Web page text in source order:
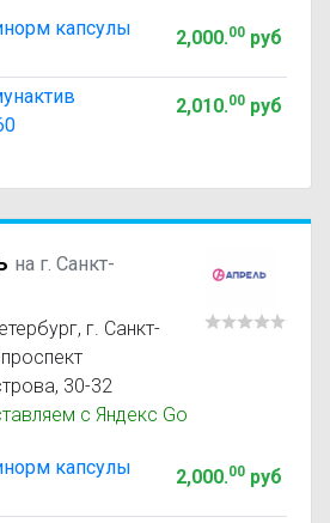
капсулы
2,000.00руб
2,010.00руб
на г. Санкт-
, г. Санкт-
30-32
с Яндекс Go
капсулы
2,000.00руб